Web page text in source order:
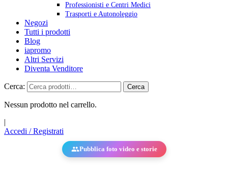
Professionisti e Centri Medici
Trasporti e Autonoleggio
Negozi
Tutti i prodotti
Blog
iapromo
Altri Servizi
Diventa Venditore
Cerca: Cerca
Nessun prodotto nel carrello.
|
Accedi / Registrati
Pubblica foto video e storie